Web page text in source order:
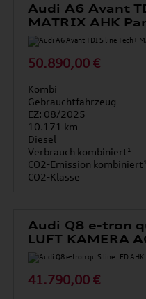
Audi A6 Avant
MATRIX AHK
50.890,00 €
Kombi
Gebrauchtfahrzeug
EZ: 08/2025
10.171 km
Diesel
Verbrauch kombiniert¹
CO2-Emission kombiniert¹
CO2-Klasse
Audi Q8 e-tron
LUFT KAMERA
41.790,00 €